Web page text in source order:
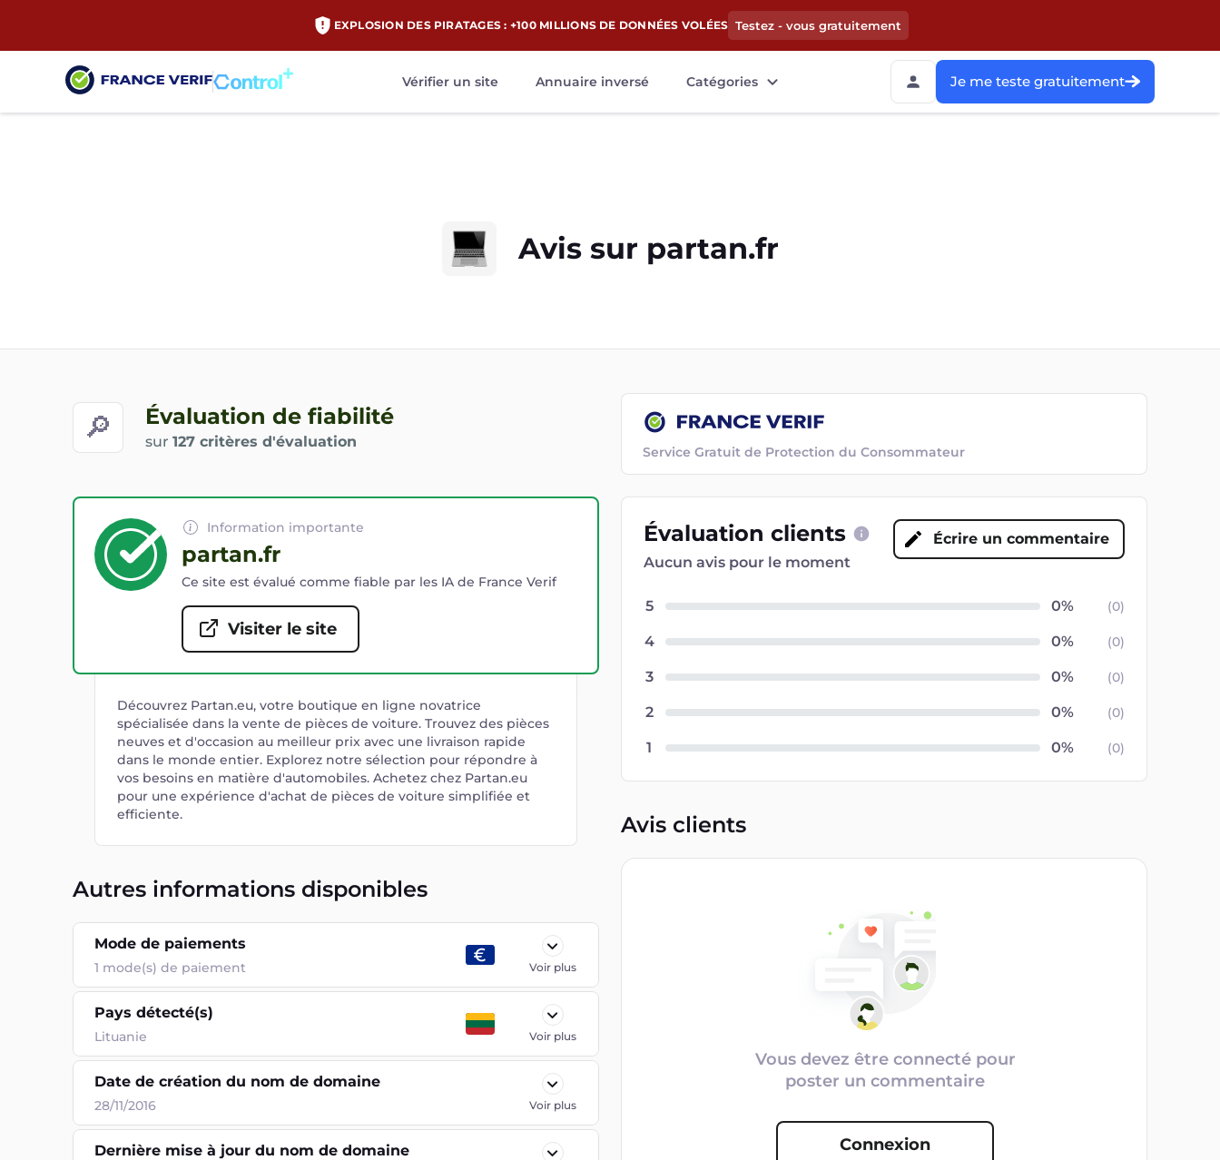
EXPLOSION DES PIRATAGES : +100 MILLIONS DE DONNÉES VOLÉES Testez - vous gratuitement
Vérifier un site Annuaire inversé Catégories Je me teste gratuitement
Avis sur partan.fr
🔎 Évaluation de fiabilité
sur 127 critères d'évaluation
Service Gratuit de Protection du Consommateur
Information importante
partan.fr
Ce site est évalué comme fiable par les IA de France Verif
Visiter le site
Découvrez Partan.eu, votre boutique en ligne novatrice
spécialisée dans la vente de pièces de voiture. Trouvez des pièces
neuves et d'occasion au meilleur prix avec une livraison rapide
dans le monde entier. Explorez notre sélection pour répondre à
vos besoins en matière d'automobiles. Achetez chez Partan.eu
pour une expérience d'achat de pièces de voiture simplifiée et
efficiente.
Autres informations disponibles
Mode de paiements
1 mode(s) de paiement Voir plus
Pays détecté(s)
Lituanie Voir plus
Date de création du nom de domaine
28/11/2016 Voir plus
Dernière mise à jour du nom de domaine
Évaluation clients
Aucun avis pour le moment
Écrire un commentaire
5 (0)
4 (0)
3 (0)
2 (0)
1 (0)
Avis clients
Vous devez être connecté pour
poster un commentaire
Connexion